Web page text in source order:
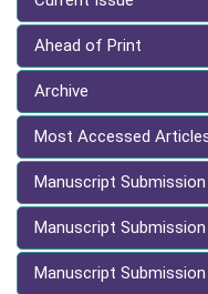
Ahead of Print
Archive
Most Accessed
Manuscript Submission
Manuscript
Manuscript